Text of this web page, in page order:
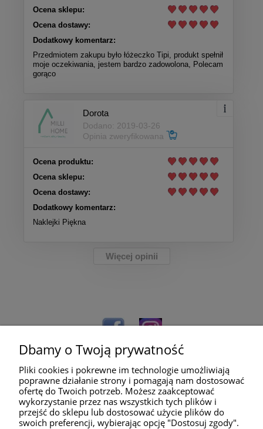
Ocena sklepu:
Ocena dostawy:
Dodatkowy komentarz:
Przedmiotem zakupu było łóżeczko Tipi, produkt spełnił
moje oczekiwania, jestem bardzo zadowolona, Polecam
gorąco
Dorota
Dodano: 2019-03-26
Opinia zweryfikowana
Ocena produktu:
Ocena sklepu:
Ocena dostawy:
Dodatkowy komentarz:
Naklejki Piękna
Więcej opinii
Pomoc
Dbamy o Twoją prywatność
Pliki cookies i pokrewne im technologie umożliwiają
poprawne działanie strony i pomagają nam dostosować
ofertę do Twoich potrzeb. Możesz zaakceptować
wykorzystanie przez nas wszystkich tych plików i
przejść do sklepu lub dostosować użycie plików do
swoich preferencji, wybierając opcję "Dostosuj zgody".